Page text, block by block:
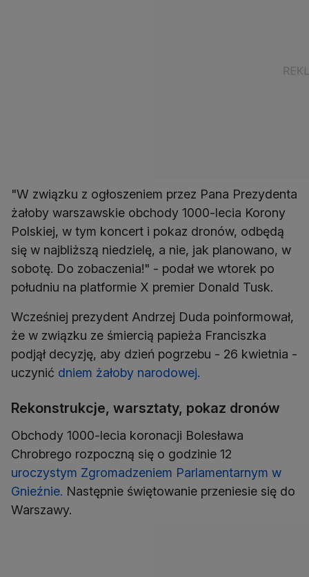
"W związku z ogłoszeniem przez Pana Prezydenta
żałoby warszawskie obchody 1000-lecia Korony
Polskiej, w tym koncert i pokaz dronów, odbędą
się w najbliższą niedzielę, a nie, jak planowano, w
sobotę. Do zobaczenia!" - podał we wtorek po
południu na platformie X premier Donald Tusk.
Wcześniej prezydent Andrzej Duda poinformował,
że w związku ze śmiercią papieża Franciszka
podjął decyzję, aby dzień pogrzebu - 26 kwietnia -
uczynić dniem żałoby narodowej.
Rekonstrukcje, warsztaty, pokaz dronów
Obchody 1000-lecia koronacji Bolesława
Chrobrego rozpoczną się o godzinie 12
uroczystym Zgromadzeniem Parlamentarnym w
Gnieźnie. Następnie świętowanie przeniesie się do
Warszawy.